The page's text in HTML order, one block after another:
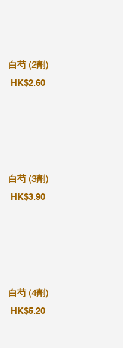
白芍 (2劑)
HK$2.60
白芍 (3劑)
HK$3.90
白芍 (4劑)
HK$5.20